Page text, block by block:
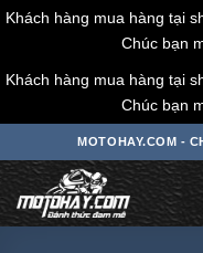
Khách hàng mua hàng tại
Chúc bạn
Khách hàng mua hàng tại
Chúc bạn
đến
dung
MOTOHAY.COM -